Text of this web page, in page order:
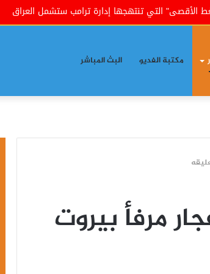
التي تنتهجها إدارة ترامب ستشمل العراق
مكتبة الفديو البث المباشر
مرفأ بيروت